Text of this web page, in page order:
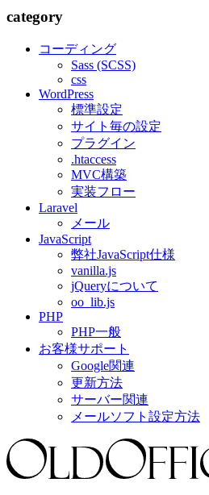
category
コーディング
Sass (SCSS)
css
WordPress
標準設定
サイト毎の設定
プラグイン
.htaccess
MVC構築
実装フロー
Laravel
メール
JavaScript
弊社JavaScript仕様
vanilla.js
jQueryについて
oo_lib.js
PHP
PHP一般
お客様サポート
Google関連
更新方法
サーバー関連
メールソフト設定方法